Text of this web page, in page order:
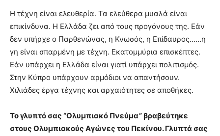
Η τέχνη είναι ελευθερία. Τα ελεύθερα μυαλά είναι
επικίνδυνα. Η Ελλάδα ζει από τους προγόνους της. Εάν
δεν υπήρχε ο Παρθενώνας, η Κνωσός, η Επίδαυρος……η
γη είναι σπαρμένη με τέχνη. Εκατομμύρια επισκέπτες.
Εάν υπάρχει η Ελλάδα είναι γιατί υπάρχει πολιτισμός.
Στην Κύπρο υπάρχουν αρμόδιοι να απαντήσουν.
Χιλιάδες έργα τέχνης και αρχαιότητες σε αποθήκες.
Το γλυπτό σας “Ολυμπιακό Πνεύμα” βραβεύτηκε
στους Ολυμπιακούς Αγώνες του Πεκίνου. Γλυπτά σας